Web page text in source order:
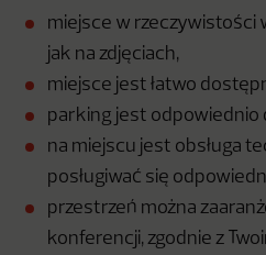
miejsce w rzeczywistości
jak na zdjęciach,
miejsce jest łatwo
parking jest odpowiednio
na miejscu jest obsługa
posługiwać się
przestrzeń można
konferencji, zgodnie z